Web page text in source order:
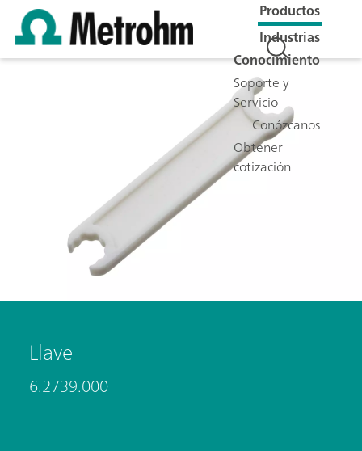
Productos
Industrias
Conocimiento
Soporte y
Servicio
Conózcanos
Obtener
cotización
Llave
6.2739.000